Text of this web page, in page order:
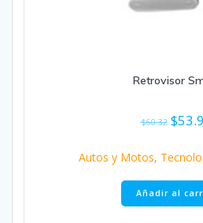
Retrovisor
$60.32 El
$
Autos y Motos,
Añadir al